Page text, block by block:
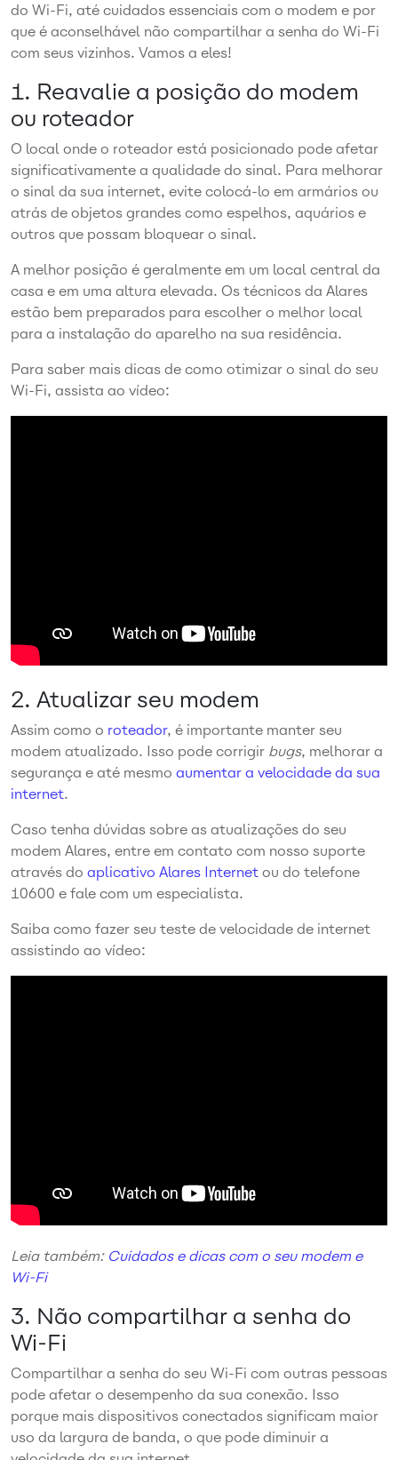
do Wi-Fi, até cuidados essenciais com o modem e por
que é aconselhável não compartilhar a senha do Wi-Fi
com seus vizinhos. Vamos a eles!
1. Reavalie a posição do modem
ou roteador
O local onde o roteador está posicionado pode afetar
significativamente a qualidade do sinal. Para melhorar
o sinal da sua internet, evite colocá-lo em armários ou
atrás de objetos grandes como espelhos, aquários e
outros que possam bloquear o sinal.
A melhor posição é geralmente em um local central da
casa e em uma altura elevada. Os técnicos da Alares
estão bem preparados para escolher o melhor local
para a instalação do aparelho na sua residência.
Para saber mais dicas de como otimizar o sinal do seu
Wi-Fi, assista ao vídeo:
2. Atualizar seu modem
Assim como o roteador, é importante manter seu
modem atualizado. Isso pode corrigir bugs, melhorar a
segurança e até mesmo aumentar a velocidade da sua
internet.
Caso tenha dúvidas sobre as atualizações do seu
modem Alares, entre em contato com nosso suporte
através do aplicativo Alares Internet ou do telefone
10600 e fale com um especialista.
Saiba como fazer seu teste de velocidade de internet
assistindo ao vídeo:
Leia também: Cuidados e dicas com o seu modem e
Wi-Fi
3. Não compartilhar a senha do
Wi-Fi
Compartilhar a senha do seu Wi-Fi com outras pessoas
pode afetar o desempenho da sua conexão. Isso
porque mais dispositivos conectados significam maior
uso da largura de banda, o que pode diminuir a